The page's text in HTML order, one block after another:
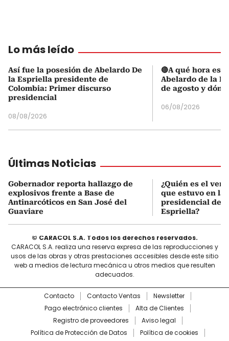
Lo más leído
Así fue la posesión de Abelardo De
la Espriella presidente de
Colombia: Primer discurso
presidencial
08/08/2026
🔴A qué hora es
Abelardo de la
de agosto y
06/08/2026
Últimas Noticias
Gobernador reporta hallazgo de
explosivos frente a Base de
Antinarcóticos en San José del
Guaviare
¿Quién es el
que estuvo en la
presidencial de
Espriella?
© CARACOL S.A. Todos los derechos reservados.
CARACOL S.A. realiza una reserva expresa de las reproducciones y
usos de las obras y otras prestaciones accesibles desde este sitio
web a medios de lectura mecánica u otros medios que resulten
adecuados.
Contacto Contacto Ventas
Newsletter
Pago electrónico clientes
Alta de Clientes
Registro de proveedores
Aviso legal
Política de Protección de Datos
Política de cookies